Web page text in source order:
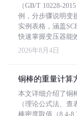
（GB/T 10228-
例，分步骤说明变
实例表格，涵盖
快速掌握变压器能
2026年8月4日
铜棒的重量计算
本文详细介绍了铜
（理论公式法、
棒密度取值（8.4-